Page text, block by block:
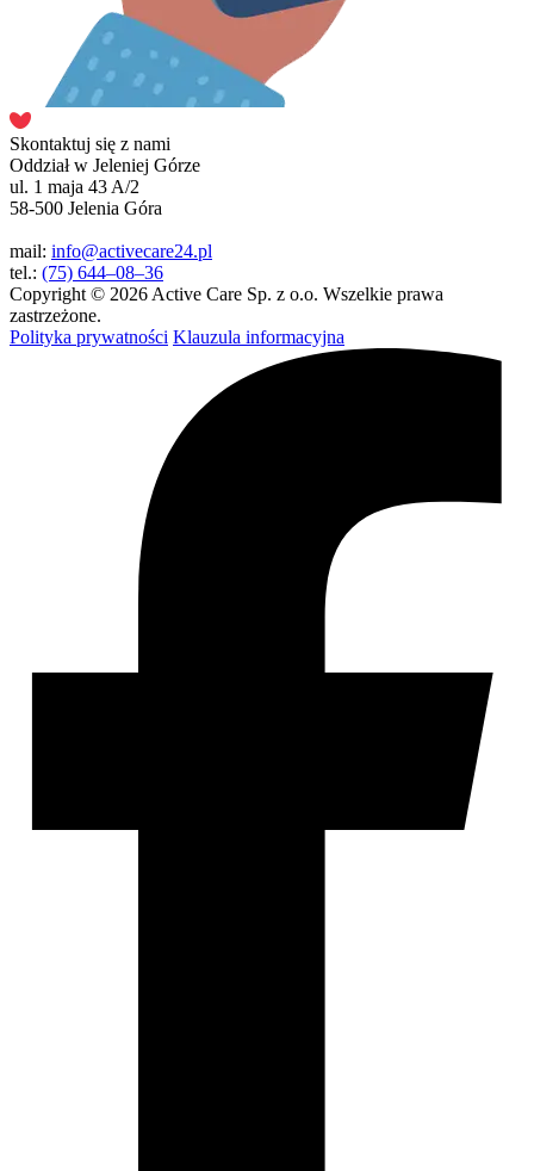
Skontaktuj się z nami
Oddział w Jeleniej Górze
ul. 1 maja 43 A/2
58-500 Jelenia Góra
mail: info@activecare24.pl
tel.: (75) 644–08–36
Copyright © 2026 Active Care Sp. z o.o. Wszelkie prawa
zastrzeżone.
Polityka prywatności Klauzula informacyjna